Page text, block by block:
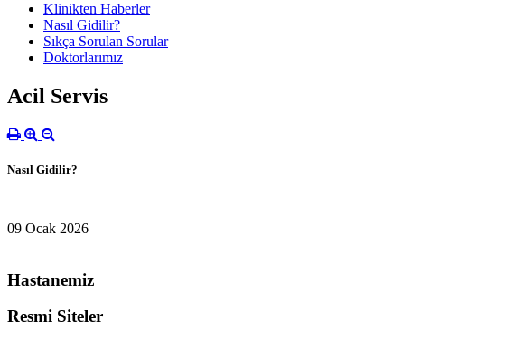
Klinikten Haberler
Nasıl Gidilir?
Sıkça Sorulan Sorular
Doktorlarımız
Acil Servis
Nasıl Gidilir?
09 Ocak 2026
Hastanemiz
Resmi Siteler